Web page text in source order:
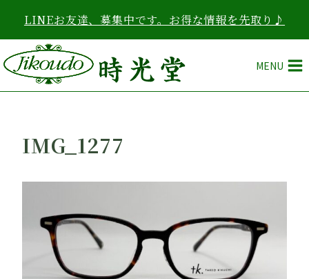
を
ス
キ
ッ
LINEお友達、募集中です。お得な情報を先取り♪
MENU
IMG_1277